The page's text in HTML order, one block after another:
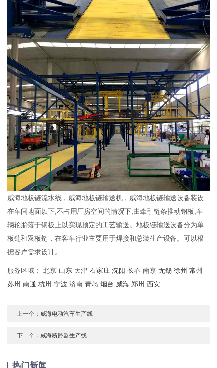
威海地板链流水线，威海地板链输送机，威海地板链输送设备装设
在车间地面以下,不占用厂房空间的情况下,由牵引链条推动钢板,车
辆轮胎落于钢板上以实现预定的工艺输送。地板链输送设备分为单
板链和双板链，在客车行业主要用于焊接和总装生产设备。可以根
据客户需求设计。
服务区域：北京 山东 天津 石家庄 沈阳 长春 南京 无锡 徐州 常州
苏州 南通 杭州 宁波 济南 青岛 烟台 威海 郑州 西安
上一个： 威海电动汽车生产线
下一个： 威海断路器生产线
热门新闻